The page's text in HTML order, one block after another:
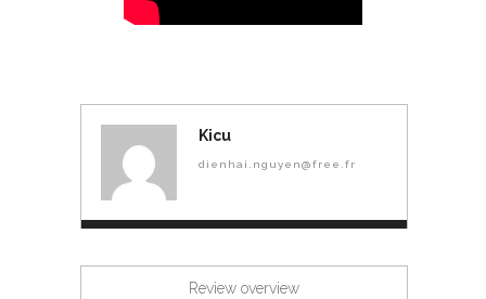
Kicu
dienhai.nguyen@free.fr
Review overview